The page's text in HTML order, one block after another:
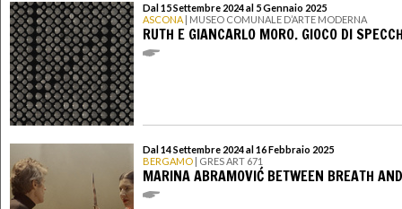
Dal 15 Settembre 2024 al 5 Gennaio 2025
ASCONA | MUSEO COMUNALE D’ARTE MODERNA
RUTH E GIANCARLO MORO. GIOCO DI
Dal 14 Settembre 2024 al 16 Febbraio 2025
BERGAMO | GRES ART 671
MARINA ABRAMOVIĆ BETWEEN BREATH